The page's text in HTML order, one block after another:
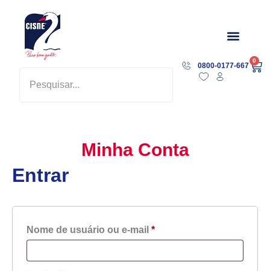
0800-0177-667
0
Minha Conta
Entrar
Nome de usuário ou e-mail *